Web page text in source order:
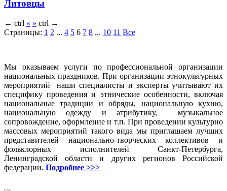
Литовцы
← ctrl « » ctrl →
Страницы: 1 2 ... 4 5 6 7 8 ... 10 11 Все
Мы оказываем услуги по профессиональной организации
национальных праздников. При организации этнокультурных
мероприятий наши специалисты и эксперты учитывают их
специфику проведения и этнические особенности, включая
национальные традиции и обряды, национальную кухню,
национальную одежду и атрибутику, музыкальное
сопровождение, оформление и т.п. При проведении культурно
массовых мероприятий такого вида мы приглашаем лучших
представителей национально-творческих коллективов и
фольклорных исполнителей Санкт-Петербурга,
Ленинградской области и других регионов Российской
федерации. Подробнее >>>